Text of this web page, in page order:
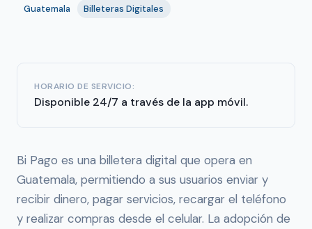
Guatemala Billeteras Digitales
HORARIO DE SERVICIO:
Disponible 24/7 a través de la app móvil.
Bi Pago es una billetera digital que opera en
Guatemala, permitiendo a sus usuarios enviar y
recibir dinero, pagar servicios, recargar el teléfono
y realizar compras desde el celular. La adopción de